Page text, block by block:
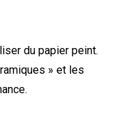
du papier peint.
» et les